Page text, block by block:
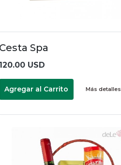
Cesta Spa
120.00 USD
Agregar al Carrito Más detalles